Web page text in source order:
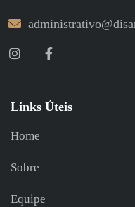
Links Úteis
Home
Sobre
Equipe